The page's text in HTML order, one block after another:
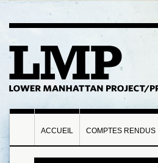
ACCUEIL COMPTES RENDUS